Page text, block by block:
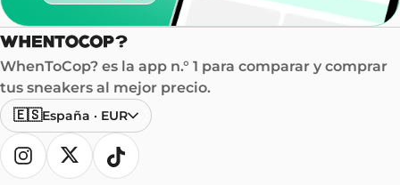
WhenToCop? es la app n.° 1 para comparar y comprar
tus sneakers al mejor precio.
🇪🇸España · EUR